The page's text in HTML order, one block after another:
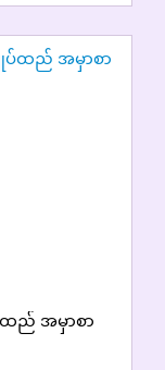
ည် အမှာစာ